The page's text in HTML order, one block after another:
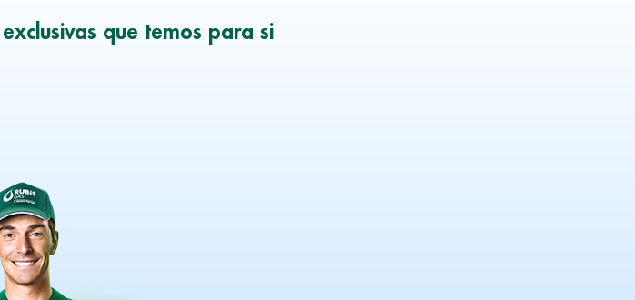
que temos para si